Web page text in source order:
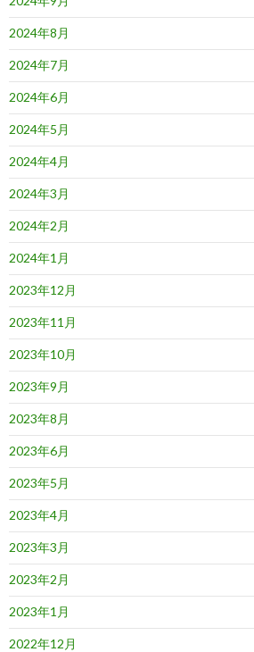
2024年8月
2024年7月
2024年6月
2024年5月
2024年4月
2024年3月
2024年2月
2024年1月
2023年12月
2023年11月
2023年10月
2023年9月
2023年8月
2023年6月
2023年5月
2023年4月
2023年3月
2023年2月
2023年1月
2022年12月